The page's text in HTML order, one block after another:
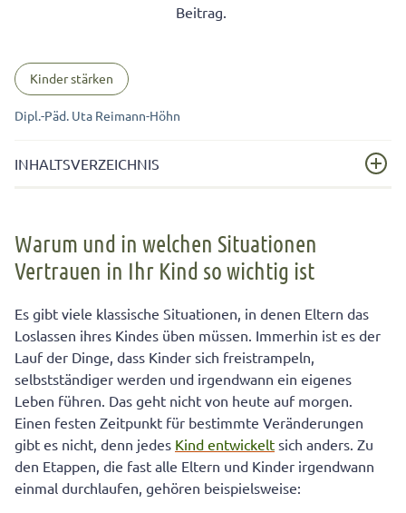
Beitrag.
Kinder stärken
Dipl.-Päd. Uta Reimann-Höhn
INHALTSVERZEICHNIS
Kind so wichtig ist
Beispiel zum Loslassen lernen: Nils will alleine in die
Angst und Misstrauen machen das Loslassen lernen so
schwer
3 Schritte zum Loslassen lernen
Beispiel zum Loslassen lernen Nils: Diese Lösung ist für
alle gut
Warum und in welchen Situationen
Vertrauen in Ihr Kind so wichtig ist
Es gibt viele klassische Situationen, in denen Eltern das
Loslassen ihres Kindes üben müssen. Immerhin ist es der
Lauf der Dinge, dass Kinder sich freistrampeln,
selbstständiger werden und irgendwann ein eigenes
Leben führen. Das geht nicht von heute auf morgen.
Einen festen Zeitpunkt für bestimmte Veränderungen
gibt es nicht, denn jedes Kind entwickelt sich anders. Zu
den Etappen, die fast alle Eltern und Kinder irgendwann
einmal durchlaufen, gehören beispielsweise: